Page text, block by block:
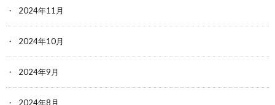
2024年11月
2024年10月
2024年9月
2024年8月